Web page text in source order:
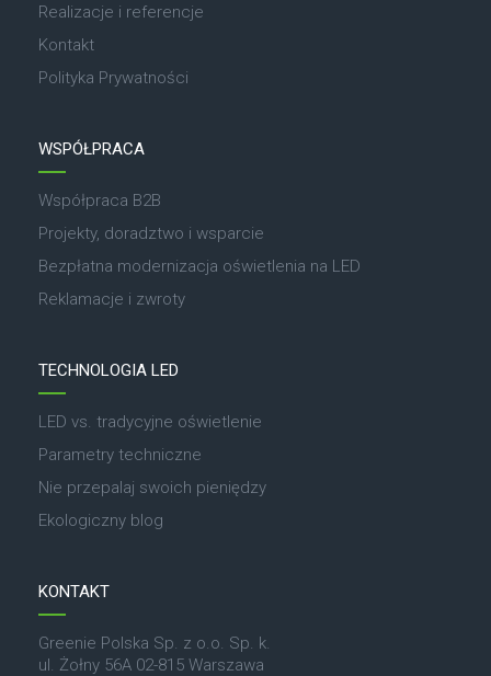
Realizacje i referencje
Kontakt
Polityka Prywatności
WSPÓŁPRACA
Współpraca B2B
Projekty, doradztwo i wsparcie
Bezpłatna modernizacja oświetlenia na LED
Reklamacje i zwroty
TECHNOLOGIA LED
LED vs. tradycyjne oświetlenie
Parametry techniczne
Nie przepalaj swoich pieniędzy
Ekologiczny blog
KONTAKT
Greenie Polska Sp. z o.o. Sp. k.
ul. Żołny 56A 02-815 Warszawa